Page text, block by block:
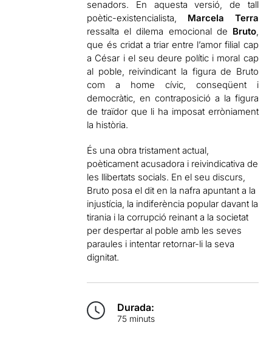
senadors. En aquesta versió, de tall
poètic-existencialista, Marcela Terra
ressalta el dilema emocional de Bruto,
que és cridat a triar entre l’amor filial cap
a César i el seu deure polític i moral cap
al poble, reivindicant la figura de Bruto
com a home cívic, conseqüent i
democràtic, en contraposició a la figura
de traïdor que li ha imposat erròniament
la història.
És una obra tristament actual,
poèticament acusadora i reivindicativa de
les llibertats socials. En el seu discurs,
Bruto posa el dit en la nafra apuntant a la
injustícia, la indiferència popular davant la
tirania i la corrupció reinant a la societat
per despertar al poble amb les seves
paraules i intentar retornar-li la seva
dignitat.
Durada:
75 minuts